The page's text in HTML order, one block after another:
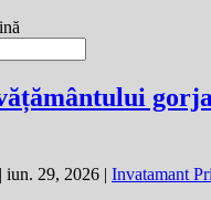
| iun. 29, 2026 | Invatamant